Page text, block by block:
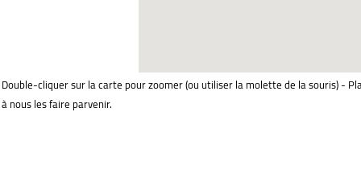
Double-cliquer sur la carte pour zoomer (ou utiliser la molette de la souris) -
à nous les faire parvenir.